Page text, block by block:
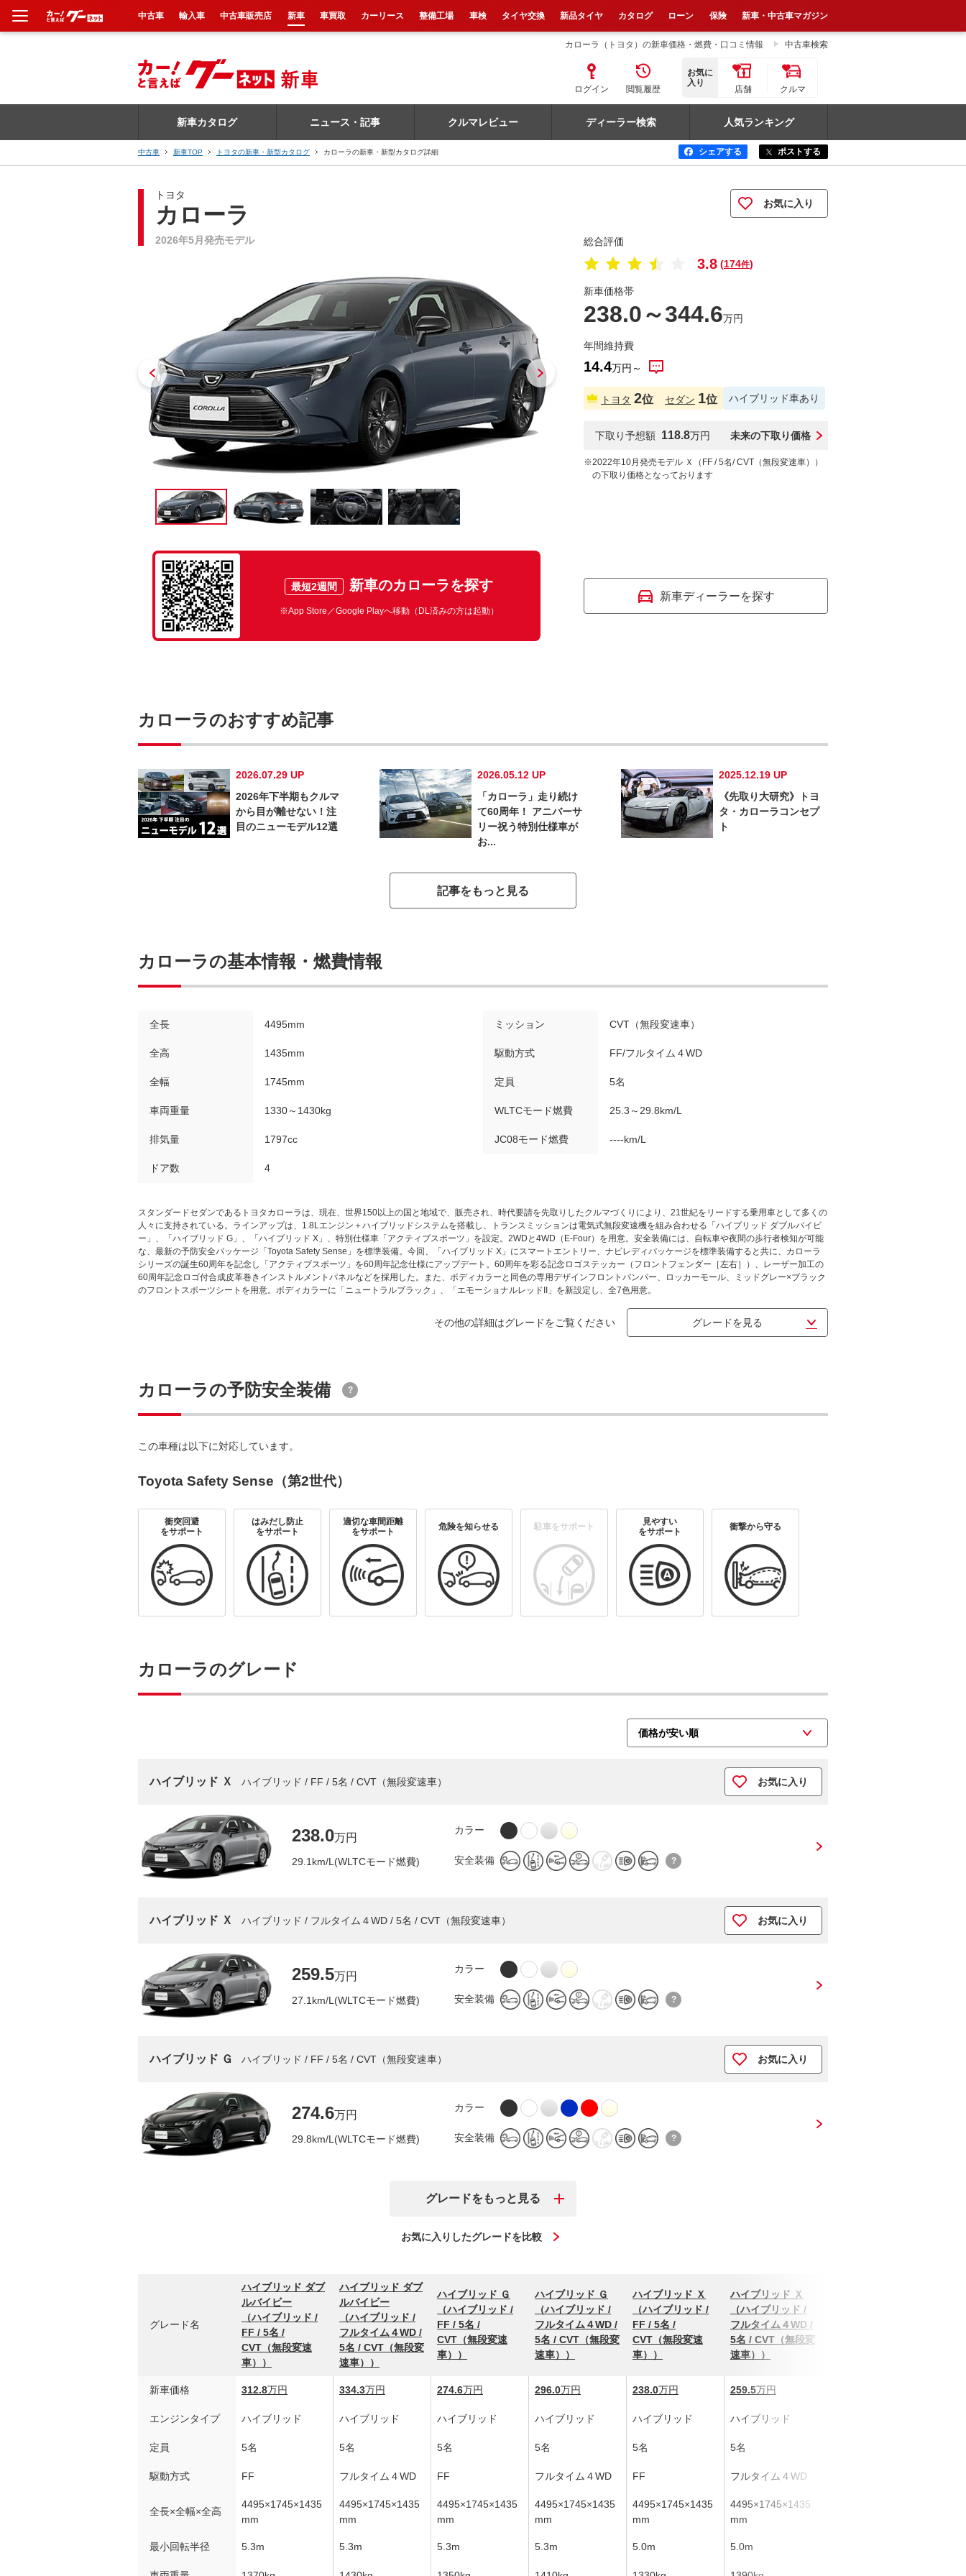
カローラ（トヨタ）の新車価格・燃費・口コミ情報 中古車検索
ログイン 閲覧履歴
お気に
入り
店舗 クルマ
新車カタログ ニュース・記事 クルマレビュー ディーラー検索 人気ランキング
中古車 新車TOP トヨタの新車・新型カタログ カローラの新車・新型カタログ詳細 シェアする ポストする
トヨタ
カローラ
2026年5月発売モデル
お気に入り
総合評価
3.8 (174件)
新車価格帯
238.0～344.6万円
年間維持費
14.4万円～
トヨタ 2位 セダン 1位 ハイブリッド車あり
下取り予想額 118.8万円 未来の下取り価格
※2022年10月発売モデル Ｘ（FF / 5名/ CVT（無段変速車））
の下取り価格となっております
最短2週間 新車のカローラを探す
※App Store／Google Playへ移動（DL済みの方は起動）
新車ディーラーを探す
カローラのおすすめ記事
2026.07.29 UP
2026年下半期もクルマ
から目が離せない！注
目のニューモデル12選
2026.05.12 UP
「カローラ」走り続け
て60周年！ アニバーサ
リー祝う特別仕様車が
お...
2025.12.19 UP
《先取り大研究》トヨ
タ・カローラコンセプ
ト
記事をもっと見る
カローラの基本情報・燃費情報
全長 4495mm ミッション CVT（無段変速車）
全高 1435mm 駆動方式 FF/フルタイム４WD
全幅 1745mm 定員 5名
車両重量 1330～1430kg WLTCモード燃費 25.3～29.8km/L
排気量 1797cc JC08モード燃費 ----km/L
ドア数 4
スタンダードセダンであるトヨタカローラは、現在、世界150以上の国と地域で、販売され、時代要請を先取りしたクルマづくりにより、21世紀をリードする乗用車として多くの
人々に支持されている。ラインアップは、1.8Lエンジン＋ハイブリッドシステムを搭載し、トランスミッションは電気式無段変速機を組み合わせる「ハイブリッド ダブルバイビ
ー」、「ハイブリッド G」、「ハイブリッド X」、特別仕様車「アクティブスポーツ」を設定。2WDと4WD（E‐Four）を用意。安全装備には、自転車や夜間の歩行者検知が可能
な、最新の予防安全パッケージ「Toyota Safety Sense」を標準装備。今回、「ハイブリッド X」にスマートエントリー、ナビレディパッケージを標準装備すると共に、カローラ
シリーズの誕生60周年を記念し「アクティブスポーツ」を60周年記念仕様にアップデート。60周年を彩る記念ロゴステッカー（フロントフェンダー［左右］）、レーザー加工の
60周年記念ロゴ付合成皮革巻きインストルメントパネルなどを採用した。また、ボディカラーと同色の専用デザインフロントバンパー、ロッカーモール、ミッドグレー×ブラック
のフロントスポーツシートを用意。ボディカラーに「ニュートラルブラック」、「エモーショナルレッドII」を新設定し、全7色用意。
その他の詳細はグレードをご覧ください グレードを見る
カローラの予防安全装備 ?
この車種は以下に対応しています。
Toyota Safety Sense（第2世代）
衝突回避
をサポート
はみだし防止
をサポート
適切な車間距離
をサポート
危険を知らせる 駐車をサポート
見やすい
をサポート
衝撃から守る
カローラのグレード
ハイブリッド Ｘ ハイブリッド / FF / 5名 / CVT（無段変速車） お気に入り
238.0万円
29.1km/L(WLTCモード燃費)
カラー
安全装備 ?
ハイブリッド Ｘ ハイブリッド / フルタイム４WD / 5名 / CVT（無段変速車） お気に入り
259.5万円
27.1km/L(WLTCモード燃費)
カラー
安全装備 ?
ハイブリッド Ｇ ハイブリッド / FF / 5名 / CVT（無段変速車） お気に入り
274.6万円
29.8km/L(WLTCモード燃費)
カラー
安全装備 ?
グレードをもっと見る
お気に入りしたグレードを比較
グレード名
ハイブリッド ダブ
ルバイビー
（ハイブリッド /
FF / 5名 /
CVT（無段変速
車））
ハイブリッド ダブ
ルバイビー
（ハイブリッド /
フルタイム４WD /
5名 / CVT（無段変
速車））
ハイブリッド Ｇ
（ハイブリッド /
FF / 5名 /
CVT（無段変速
車））
ハイブリッド Ｇ
（ハイブリッド /
フルタイム４WD /
5名 / CVT（無段変
速車））
ハイブリッド Ｘ
（ハイブリッド /
FF / 5名 /
CVT（無段変速
車））
ハイブリッド Ｘ
（ハイブリッド /
フルタイム４WD /
5名 / CVT（無段変
速車））
新車価格 312.8万円 334.3万円 274.6万円 296.0万円 238.0万円 259.5万円
エンジンタイプ ハイブリッド ハイブリッド ハイブリッド ハイブリッド ハイブリッド ハイブリッド
定員 5名 5名 5名 5名 5名 5名
駆動方式 FF フルタイム４WD FF フルタイム４WD FF フルタイム４WD
全長×全幅×全高
4495×1745×1435
mm
4495×1745×1435
mm
4495×1745×1435
mm
4495×1745×1435
mm
4495×1745×1435
mm
4495×1745×1435
mm
最小回転半径 5.3m 5.3m 5.3m 5.3m 5.0m 5.0m
中古車 輸入車 中古車販売店 新車 車買取 カーリース 整備工場 車検 タイヤ交換 新品タイヤ カタログ ローン 保険 新車・中古車マガジン